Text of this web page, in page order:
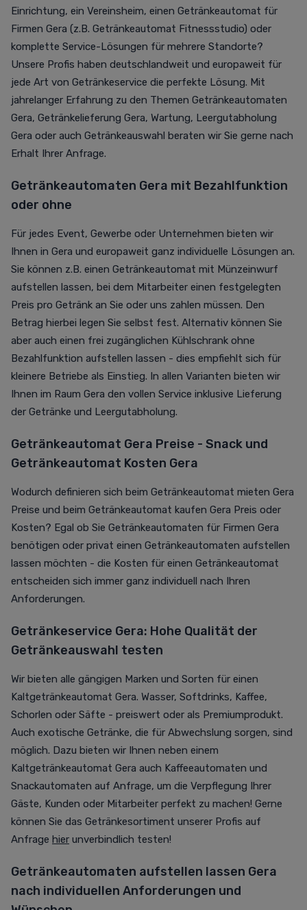
Einrichtung, ein Vereinsheim, einen Getränkeautomat für
Firmen Gera (z.B. Getränkeautomat Fitnessstudio) oder
komplette Service-Lösungen für mehrere Standorte?
Unsere Profis haben deutschlandweit und europaweit für
jede Art von Getränkeservice die perfekte Lösung. Mit
jahrelanger Erfahrung zu den Themen Getränkeautomaten
Gera, Getränkelieferung Gera, Wartung, Leergutabholung
Gera oder auch Getränkeauswahl beraten wir Sie gerne nach
Erhalt Ihrer Anfrage.
Getränkeautomaten Gera mit Bezahlfunktion
oder ohne
Für jedes Event, Gewerbe oder Unternehmen bieten wir
Ihnen in Gera und europaweit ganz individuelle Lösungen an.
Sie können z.B. einen Getränkeautomat mit Münzeinwurf
aufstellen lassen, bei dem Mitarbeiter einen festgelegten
Preis pro Getränk an Sie oder uns zahlen müssen. Den
Betrag hierbei legen Sie selbst fest. Alternativ können Sie
aber auch einen frei zugänglichen Kühlschrank ohne
Bezahlfunktion aufstellen lassen - dies empfiehlt sich für
kleinere Betriebe als Einstieg. In allen Varianten bieten wir
Ihnen im Raum Gera den vollen Service inklusive Lieferung
der Getränke und Leergutabholung.
Getränkeautomat Gera Preise - Snack und
Getränkeautomat Kosten Gera
Wodurch definieren sich beim Getränkeautomat mieten Gera
Preise und beim Getränkeautomat kaufen Gera Preis oder
Kosten? Egal ob Sie Getränkeautomaten für Firmen Gera
benötigen oder privat einen Getränkeautomaten aufstellen
lassen möchten - die Kosten für einen Getränkeautomat
entscheiden sich immer ganz individuell nach Ihren
Anforderungen.
Getränkeservice Gera: Hohe Qualität der
Getränkeauswahl testen
Wir bieten alle gängigen Marken und Sorten für einen
Kaltgetränkeautomat Gera. Wasser, Softdrinks, Kaffee,
Schorlen oder Säfte - preiswert oder als Premiumprodukt.
Auch exotische Getränke, die für Abwechslung sorgen, sind
möglich. Dazu bieten wir Ihnen neben einem
Kaltgetränkeautomat Gera auch Kaffeeautomaten und
Snackautomaten auf Anfrage, um die Verpflegung Ihrer
Gäste, Kunden oder Mitarbeiter perfekt zu machen! Gerne
können Sie das Getränkesortiment unserer Profis auf
Anfrage hier unverbindlich testen!
Getränkeautomaten aufstellen lassen Gera
nach individuellen Anforderungen und